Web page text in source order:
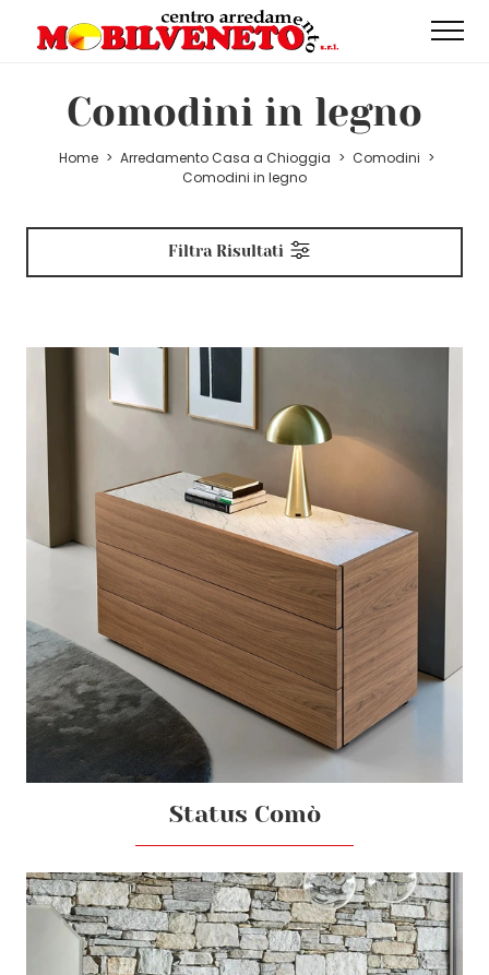
Comodini in legno
Home > Arredamento Casa a Chioggia > Comodini >
Comodini in legno
Filtra Risultati
Status Comò